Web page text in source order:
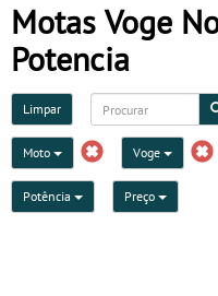
Motas Voge
Potencia
Limpar
Moto Voge
Potência Preço